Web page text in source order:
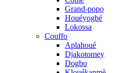
Grand-popo
Houéyogbé
Lokossa
Couffo
Aplahoué
Djakotomey
Dogbo